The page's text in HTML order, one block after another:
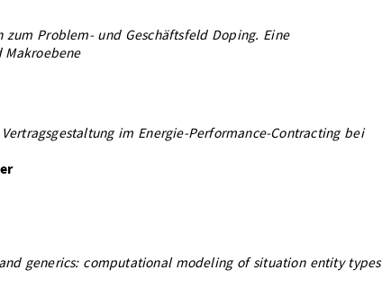
zum Problem- und Geschäftsfeld Doping. Eine
Makroebene
im Energie-Performance-Contracting bei
generics: computational modeling of situation entity types